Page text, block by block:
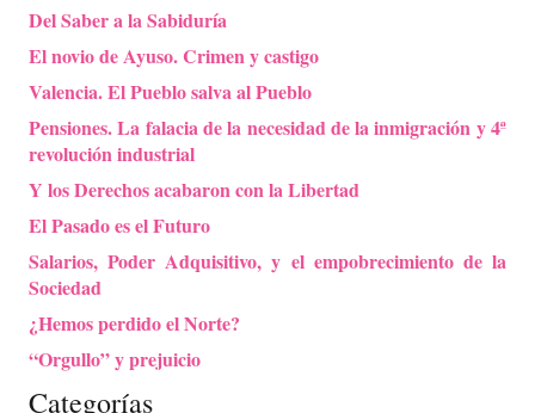
Del Saber a la Sabiduría
El novio de Ayuso. Crimen y castigo
Valencia. El Pueblo salva al Pueblo
Pensiones. La falacia de la necesidad de la inmigración y 4ª
revolución industrial
Y los Derechos acabaron con la Libertad
El Pasado es el Futuro
Salarios, Poder Adquisitivo, y el empobrecimiento de la
Sociedad
¿Hemos perdido el Norte?
“Orgullo” y prejuicio
Categorías